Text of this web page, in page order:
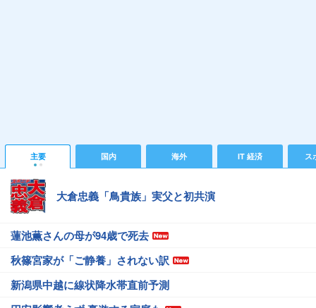
主要 国内 海外 IT 経済 ス
大倉忠義「鳥貴族」実父と初共演
蓮池薫さんの母が94歳で死去
秋篠宮家が「ご静養」されない訳
新潟県中越に線状降水帯直前予測